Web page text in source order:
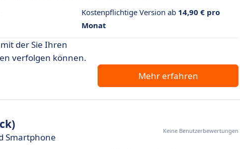
Kostenpflichtige Version ab 14,90 € pro
Monat
der Sie Ihren
verfolgen können.
Mehr erfahren
Smartphone
Keine Benutzerbewertungen